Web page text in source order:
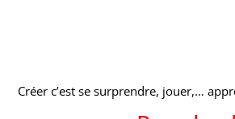
Créer c’est se surprendre, jouer,…